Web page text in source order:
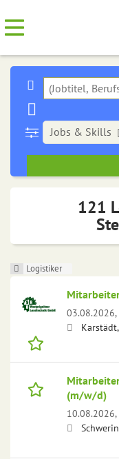
Jobs & Skills
121
Logistiker
03.08.2026,
(m/w/d)
10.08.2026,
Schwerin